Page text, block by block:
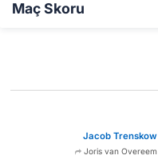
Maç Skoru
Jacob Trenskow
Joris van Overeem